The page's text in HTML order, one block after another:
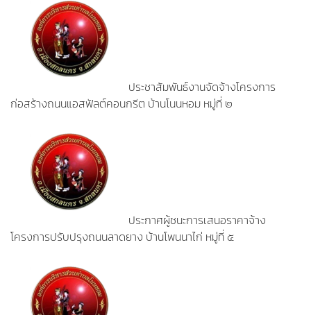
ประชาสัมพันธ์งานจัดจ้างโครงการ
ก่อสร้างถนนแอสฟัลต์คอนกรีต บ้านโนนหอม หมู่ที่ ๒
ประกาศผู้ชนะการเสนอราคาจ้าง
โครงการปรับปรุงถนนลาดยาง บ้านโพนนาไก่ หมู่ที่ ๕